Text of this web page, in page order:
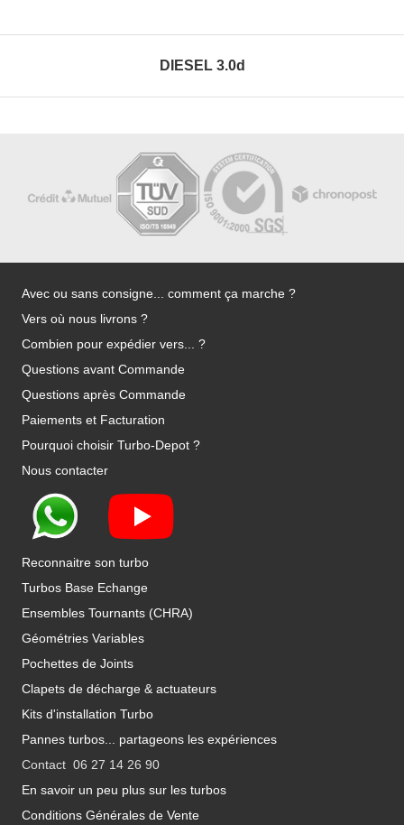
DIESEL 3.0d
Avec ou sans consigne... comment ça marche ?
Vers où nous livrons ?
Combien pour expédier vers... ?
Questions avant Commande
Questions après Commande
Paiements et Facturation
Pourquoi choisir Turbo-Depot ?
Nous contacter
Reconnaitre son turbo
Turbos Base Echange
Ensembles Tournants (CHRA)
Géométries Variables
Pochettes de Joints
Clapets de décharge & actuateurs
Kits d'installation Turbo
Pannes turbos... partageons les expériences
Contact 06 27 14 26 90
En savoir un peu plus sur les turbos
Conditions Générales de Vente